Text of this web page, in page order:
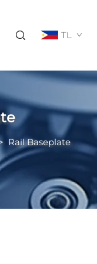
TL
Rail Baseplate